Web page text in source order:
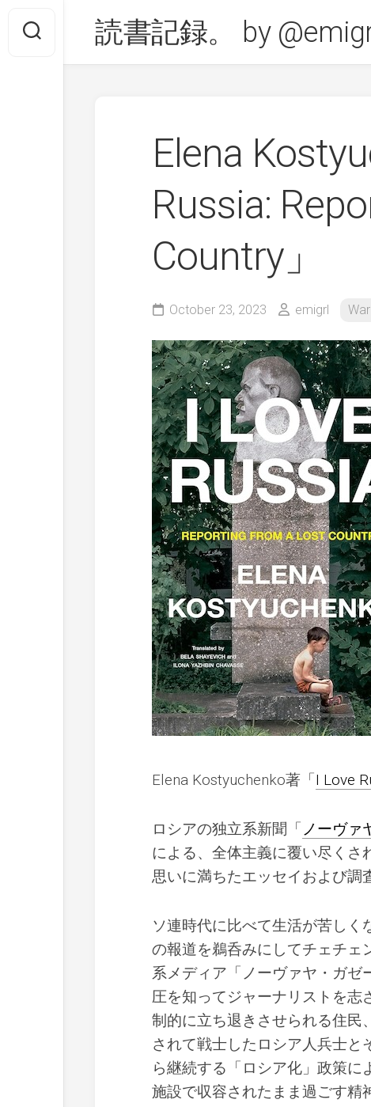
content
読書記録。 by
Elena
Russia:
Country」
October 23, 2023 emigrl
Elena Kostyuchenko著「I Love
ロシアの独立系新聞「 ノーヴァ
による、全体主義に覆い尽くさ
思いに満ちたエッセイおよび調
ソ連時代に比べて生活が苦し
の報道を鵜呑みにしてチェチェ
系メディア「ノーヴァヤ・ガゼ
圧を知ってジャーナリストを志
制的に立ち退きさせられる住民
されて戦士したロシア人兵士
ら継続する「ロシア化」政策
施設で収容されたまま過ごす精